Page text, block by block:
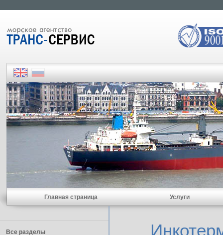
Главная страница Услуги
Все разделы